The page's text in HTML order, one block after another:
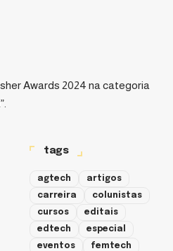
Awards 2024 na categoria
tags
agtech
artigos
carreira
colunistas
cursos
editais
edtech
especial
eventos
femtech